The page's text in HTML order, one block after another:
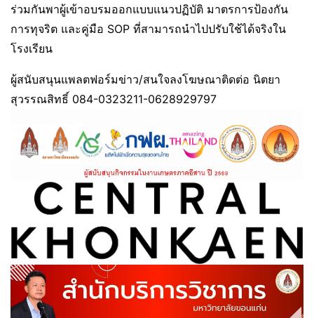
ร่วมกันพาผู้เข้าอบรมออกแบบแนวปฏิบัติ มาตรการป้องกัน
การทุจริต และคู่มือ SOP ที่สามารถนำไปปรับใช้ได้จริงใน
โรงเรียน
ผู้สนับสนุนแพลตฟอร์มข่าว/สนใจลงโฆษณาติดต่อ นิตยา
สุวรรณสิทธิ์ 084-0323211-0628929797